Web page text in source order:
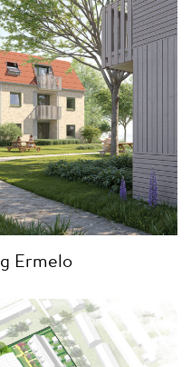
Ermelo